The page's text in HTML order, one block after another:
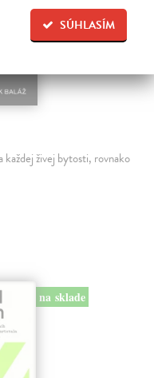
SÚHLASÍM
každej živej bytosti, rovnako
na sklade